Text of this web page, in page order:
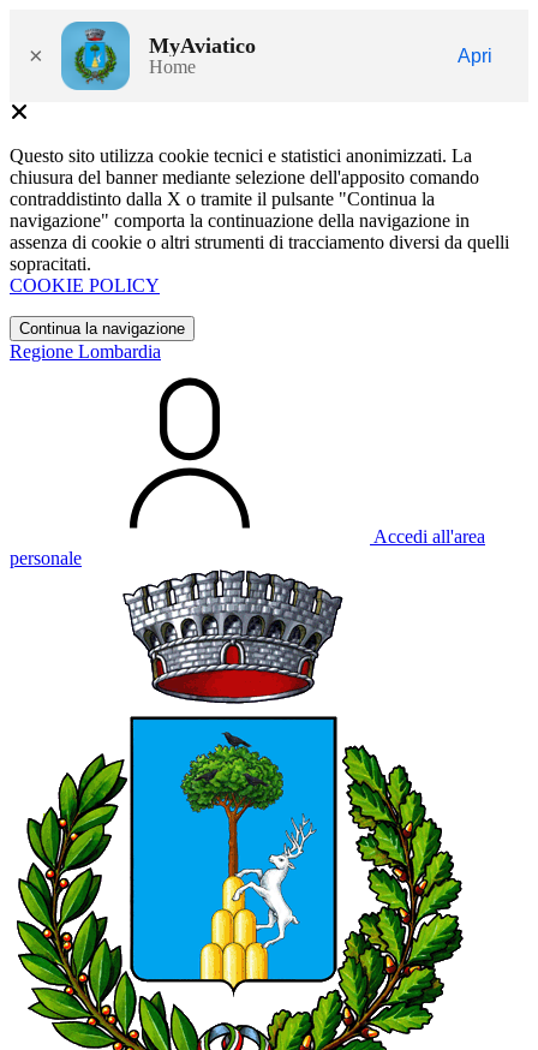
× MyAviatico
Home
Apri
Questo sito utilizza cookie tecnici e statistici anonimizzati. La
chiusura del banner mediante selezione dell'apposito comando
contraddistinto dalla X o tramite il pulsante "Continua la
navigazione" comporta la continuazione della navigazione in
assenza di cookie o altri strumenti di tracciamento diversi da quelli
sopracitati.
COOKIE POLICY
Continua la navigazione
Regione Lombardia
Accedi all'area
personale